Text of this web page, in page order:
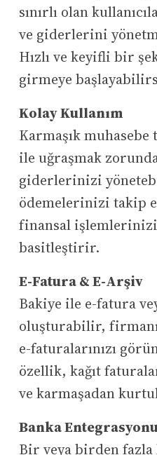
sınırlı olan
ve giderlerini
Hızlı ve keyifli bir
girmeye
Kolay Kullanım
Karmaşık
ile uğraşmak
giderlerinizi
ödemelerinizi takip
finansal
basitleştirir.
E-Fatura & E-Arşiv
Bakiye ile e-fatura
oluşturabilir,
e-faturalarınızı
özellik, kağıt
ve karmaşadan
Banka
Bir veya birden fazla